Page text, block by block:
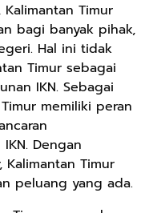
Timur
bagi banyak pihak,
Hal ini tidak
Timur sebagai
IKN. Sebagai
memiliki peran
Dengan
Timur
peluang yang ada.